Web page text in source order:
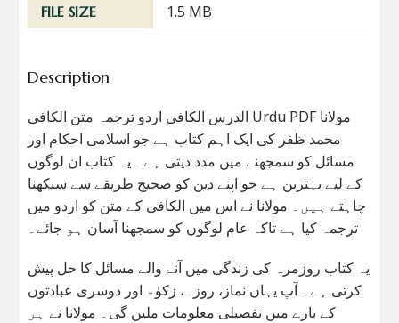
FILE SIZE 1.5 MB
Description
الدرس الکافی اردو ترجمہ متن الکافی Urdu PDF مولانا
محمد ظفر کی ایک اہم کتاب ہے جو اسلامی احکام اور
مسائل کو سمجھنے میں مدد دیتی ہے۔ یہ کتاب ان لوگوں
کے لیے بہترین ہے جو اپنے دین کو صحیح طریقے سے سیکھنا
چاہتے ہیں۔ مولانا نے اس میں الکافی کے متن کو اردو میں
ترجمہ کیا ہے تاکہ عام لوگوں کو سمجھنا آسان ہو جائے۔
یہ کتاب روزمرہ کی زندگی میں آنے والے مسائل کا حل پیش
کرتی ہے۔ آپ یہاں نماز، روزہ، زکوٰۃ اور دوسری عبادتوں
کے بارے میں تفصیلی معلومات ملیں گی۔ مولانا نے ہر